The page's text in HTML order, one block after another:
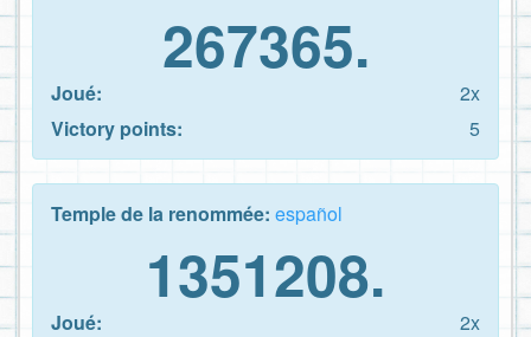
267365.
Joué:
2x
Victory points:
5
Temple de la renommée: español
1351208.
Joué:
2x